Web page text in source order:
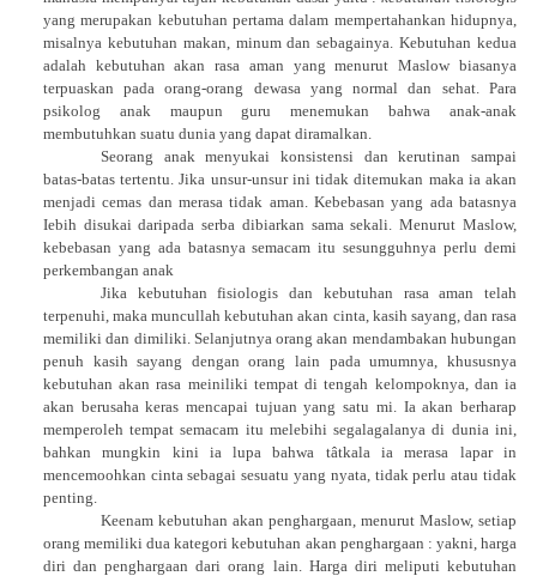
yang merupakan kebutuhan pertama dalam mempertahankan hidupnya,
misalnya kebutuhan makan, minum dan sebagainya. Kebutuhan kedua
adalah kebutuhan akan rasa aman yang menurut Maslow biasanya
terpuaskan pada orang-orang dewasa yang normal dan sehat. Para
psikolog anak maupun guru menemukan bahwa anak-anak
membutuhkan suatu dunia yang dapat diramalkan.
Seorang anak menyukai konsistensi dan kerutinan sampai
batas-batas tertentu. Jika unsur-unsur ini tidak ditemukan maka ia akan
menjadi cemas dan merasa tidak aman. Kebebasan yang ada batasnya
Iebih disukai daripada serba dibiarkan sama sekali. Menurut Maslow,
kebebasan yang ada batasnya semacam itu sesungguhnya perlu demi
perkembangan anak
Jika kebutuhan fisiologis dan kebutuhan rasa aman telah
terpenuhi, maka muncullah kebutuhan akan cinta, kasih sayang, dan rasa
memiliki dan dimiliki. Selanjutnya orang akan mendambakan hubungan
penuh kasih sayang dengan orang lain pada umumnya, khususnya
kebutuhan akan rasa meiniliki tempat di tengah kelompoknya, dan ia
akan berusaha keras mencapai tujuan yang satu mi. Ia akan berharap
memperoleh tempat semacam itu melebihi segalagalanya di dunia ini,
bahkan mungkin kini ia lupa bahwa tâtkala ia merasa lapar in
mencemoohkan cinta sebagai sesuatu yang nyata, tidak perlu atau tidak
penting.
Keenam kebutuhan akan penghargaan, menurut Maslow, setiap
orang memiliki dua kategori kebutuhan akan penghargaan : yakni, harga
diri dan penghargaan dari orang lain. Harga diri meliputi kebutuhan